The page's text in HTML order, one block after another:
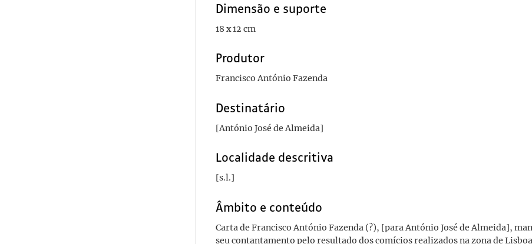
Dimensão e suporte
18 x 12 cm
Produtor
Francisco António Fazenda
Destinatário
[António José de Almeida]
Localidade descritiva
[s.l.]
Âmbito e conteúdo
Carta de Francisco António Fazenda (?), [para António José de Almeida],
seu contantamento pelo resultado dos comícios realizados na zona de